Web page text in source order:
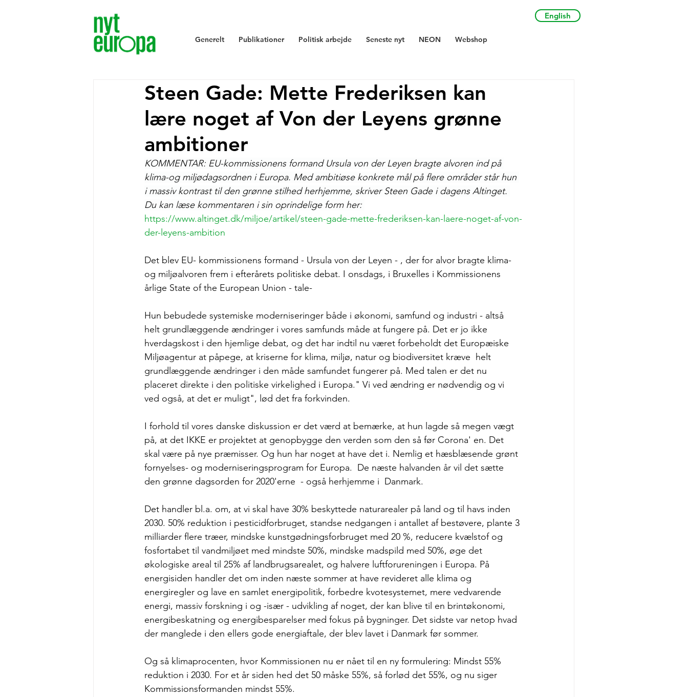
Generelt Publikationer Politisk arbejde Seneste nyt NEON Webshop
English
Steen Gade: Mette Frederiksen kan
lære noget af Von der Leyens grønne
ambitioner
KOMMENTAR: EU-kommissionens formand Ursula von der Leyen bragte alvoren ind på
klima-og miljødagsordnen i Europa. Med ambitiøse konkrete mål på flere områder står hun
i massiv kontrast til den grønne stilhed herhjemme, skriver Steen Gade i dagens Altinget.
Du kan læse kommentaren i sin oprindelige form her:
https://www.altinget.dk/miljoe/artikel/steen-gade-mette-frederiksen-kan-laere-noget-af-von-
der-leyens-ambition
Det blev EU- kommissionens formand - Ursula von der Leyen - , der for alvor bragte klima-
og miljøalvoren frem i efterårets politiske debat. I onsdags, i Bruxelles i Kommissionens
årlige State of the European Union - tale-
Hun bebudede systemiske moderniseringer både i økonomi, samfund og industri - altså
helt grundlæggende ændringer i vores samfunds måde at fungere på. Det er jo ikke
hverdagskost i den hjemlige debat, og det har indtil nu været forbeholdt det Europæiske
Miljøagentur at påpege, at kriserne for klima, miljø, natur og biodiversitet kræve  helt
grundlæggende ændringer i den måde samfundet fungerer på. Med talen er det nu
placeret direkte i den politiske virkelighed i Europa." Vi ved ændring er nødvendig og vi
ved også, at det er muligt", lød det fra forkvinden.
I forhold til vores danske diskussion er det værd at bemærke, at hun lagde så megen vægt
på, at det IKKE er projektet at genopbygge den verden som den så før Corona' en. Det
skal være på nye præmisser. Og hun har noget at have det i. Nemlig et hæsblæsende grønt
fornyelses- og moderniseringsprogram for Europa.  De næste halvanden år vil det sætte
den grønne dagsorden for 2020'erne  - også herhjemme i  Danmark.
Det handler bl.a. om, at vi skal have 30% beskyttede naturarealer på land og til havs inden
2030. 50% reduktion i pesticidforbruget, standse nedgangen i antallet af bestøvere, plante 3
milliarder flere træer, mindske kunstgødningsforbruget med 20 %, reducere kvælstof og
fosfortabet til vandmiljøet med mindste 50%, mindske madspild med 50%, øge det
økologiske areal til 25% af landbrugsarealet, og halvere luftforureningen i Europa. På
energisiden handler det om inden næste sommer at have revideret alle klima og
energiregler og lave en samlet energipolitik, forbedre kvotesystemet, mere vedvarende
energi, massiv forskning i og -især - udvikling af noget, der kan blive til en brintøkonomi,
energibeskatning og energibesparelser med fokus på bygninger. Det sidste var netop hvad
der manglede i den ellers gode energiaftale, der blev lavet i Danmark før sommer.
Og så klimaprocenten, hvor Kommissionen nu er nået til en ny formulering: Mindst 55%
reduktion i 2030. For et år siden hed det 50 måske 55%, så forlød det 55%, og nu siger
Kommissionsformanden mindst 55%.